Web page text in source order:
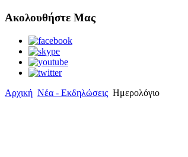
Ακολουθήστε Μας
Αρχική Νέα - Εκδηλώσεις Ημερολόγιο